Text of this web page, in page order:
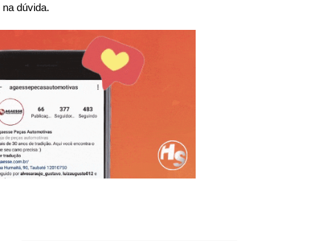
dúvida.